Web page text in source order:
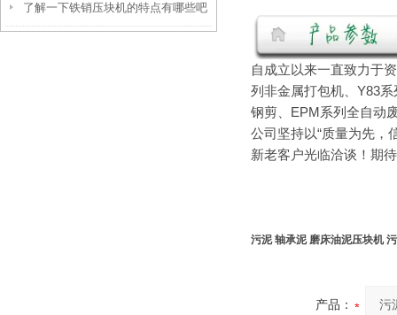
么
了解一下铁销压块机的特点有哪些吧
自成立以来一直致力于
列非金属打包机、Y83
钢剪、EPM系列全自动
公司坚持以“质量为先，
新老客户光临洽谈！期
污泥 轴承泥 磨床油泥压块机
产品：